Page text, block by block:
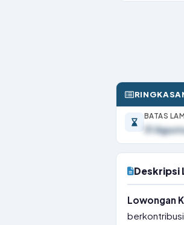
BATAS
31
Deskripsi
Lowongan
berkontribusi